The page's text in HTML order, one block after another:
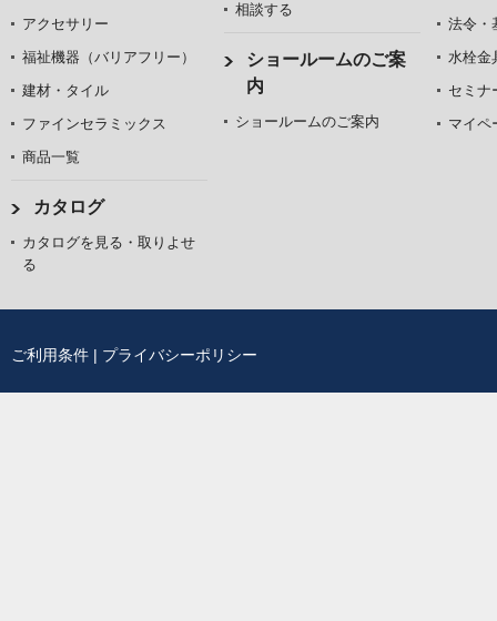
アクセサリー
福祉機器（バリアフリー）
建材・タイル
ファインセラミックス
商品一覧
カタログ
カタログを見る・取りよせ
る
相談する
ショールームのご案
内
ショールームのご案内
法令・
水栓金
セミナ
マイペ
ご利用条件 | プライバシーポリシー